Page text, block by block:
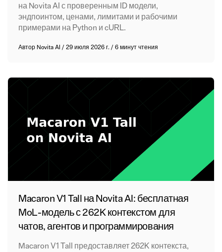
на Novita AI с проверенным ID модели,
эндпоинтом, ценами, лимитами и рабочими
примерами на Python и cURL.
Автор Novita AI /29 июля 2026 г./6 минут чтения
Macaron V1 Tall на Novita AI: бесплатная
MoL-модель с 262K контекстом для
чатов, агентов и программирования
Macaron V1 Tall предоставляет 262K контекста,